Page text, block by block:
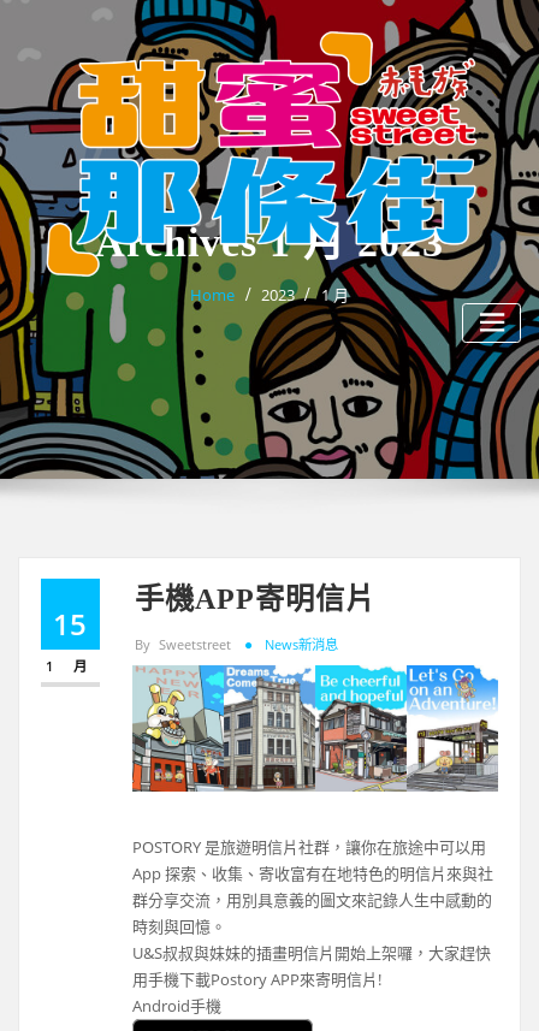
Archives 1 月 2023
Home 2023 1 月
15
1 月
手機APP寄明信片
By Sweetstreet News新消息
POSTORY 是旅遊明信片社群，讓你在旅途中可以用
App 探索、收集、寄收富有在地特色的明信片來與社
群分享交流，用別具意義的圖文來記錄人生中感動的
時刻與回憶。
U&S叔叔與妹妹的插畫明信片開始上架囉，大家趕快
用手機下載Postory APP來寄明信片!
Android手機